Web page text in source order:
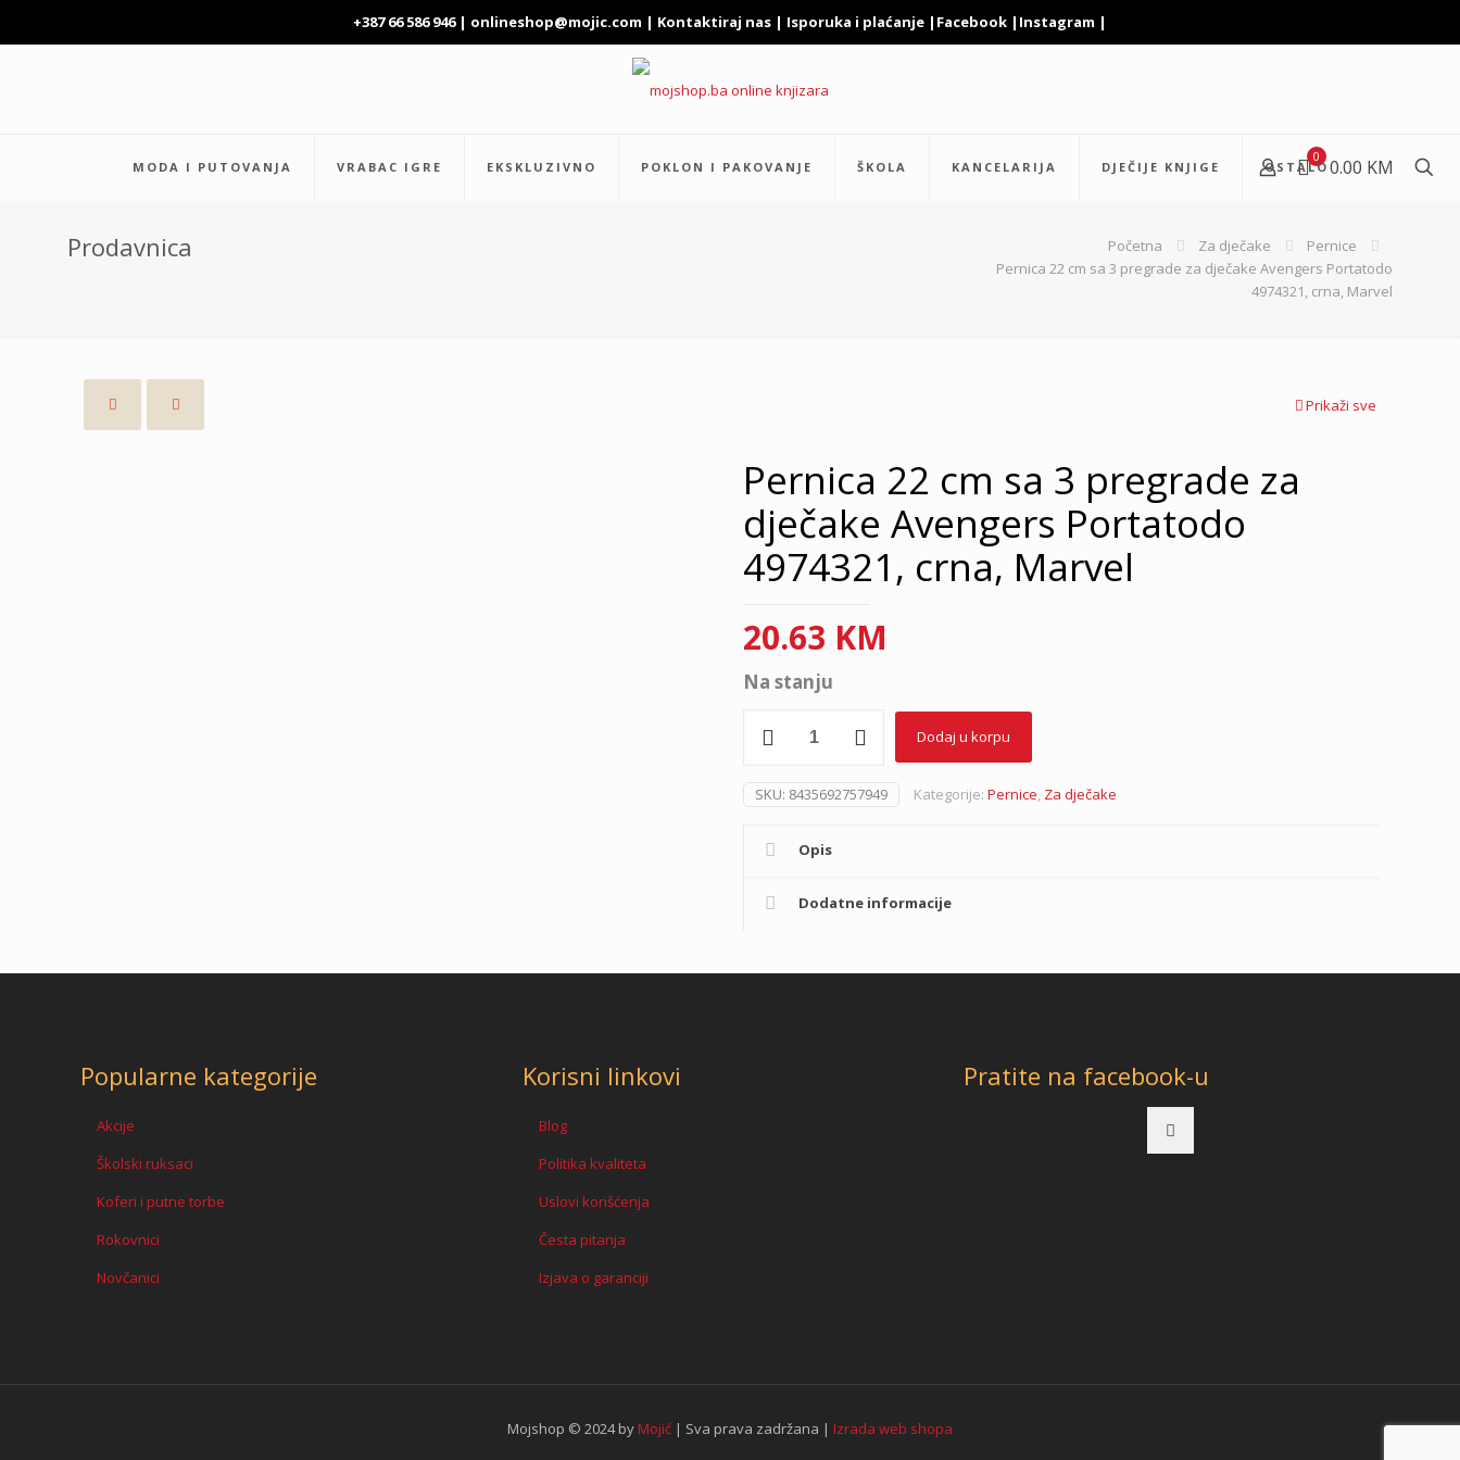
+387 66 586 946 | onlineshop@mojic.com | Kontaktiraj nas | Isporuka i plaćanje | Facebook | Instagram |
MODA I PUTOVANJA VRABAC IGRE EKSKLUZIVNO POKLON I PAKOVANJE ŠKOLA KANCELARIJA DJEČIJE KNJIGE OSTALO
0 0.00 KM
Prodavnica Početna Za dječake
Pernice
Pernica 22 cm sa 3 pregrade za dječake Avengers Portatodo
4974321, crna, Marvel
Prikaži sve
Pernica 22 cm sa 3 pregrade za
dječake Avengers Portatodo
4974321, crna, Marvel
20.63 KM
Na stanju
sa
3
Avengers
crna,
Dodaj u korpu
SKU: 8435692757949 Kategorije: Pernice Za dječake
Opis
Dodatne informacije
Popularne kategorije
Akcije
Školski ruksaci
Koferi i putne torbe
Rokovnici
Novčanici
Korisni linkovi
Blog
Politika kvaliteta
Uslovi korišćenja
Česta pitanja
Izjava o garanciji
Pratite na facebook-u
Mojshop © 2024 byMojić | Sva prava zadržana | Izrada web shopa